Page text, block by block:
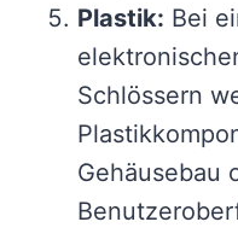
Plastik: Bei
Schlössern
Gehäusebau